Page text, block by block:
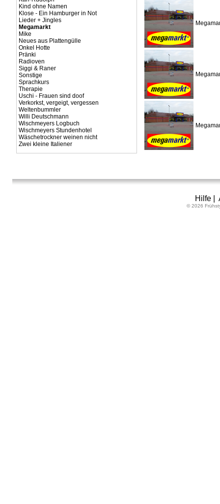
Kind ohne Namen
Klose - Ein Hamburger in Not
Lieder + Jingles
Megamarkt
Mike
Neues aus Plattengülle
Onkel Hotte
Pränki
Radioven
Siggi & Raner
Sonstige
Sprachkurs
Therapie
Uschi - Frauen sind doof
Verkorkst, vergeigt, vergessen
Weltenbummler
Willi Deutschmann
Wischmeyers Logbuch
Wischmeyers Stundenhotel
Wäschetrockner weinen nicht
Zwei kleine Italiener
Hilfe|
© 2026